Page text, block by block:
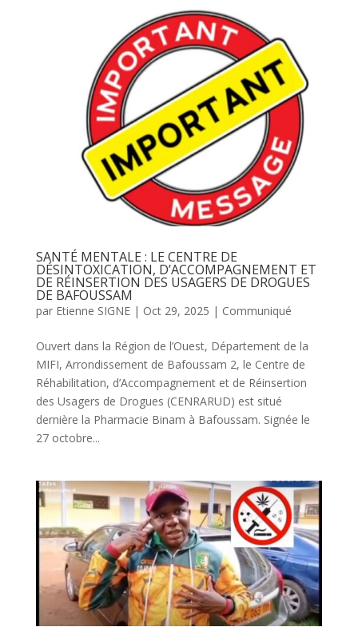
SANTÉ MENTALE : LE CENTRE DE
DÉSINTOXICATION, D’ACCOMPAGNEMENT ET
DE RÉINSERTION DES USAGERS DE DROGUES
DE BAFOUSSAM
par Etienne SIGNE| Oct 29, 2025 | Communiqué
Ouvert dans la Région de l’Ouest, Département de la
MIFI, Arrondissement de Bafoussam 2, le Centre de
Réhabilitation, d’Accompagnement et de Réinsertion
des Usagers de Drogues (CENRARUD) est situé
dernière la Pharmacie Binam à Bafoussam. Signée le
27 octobre...